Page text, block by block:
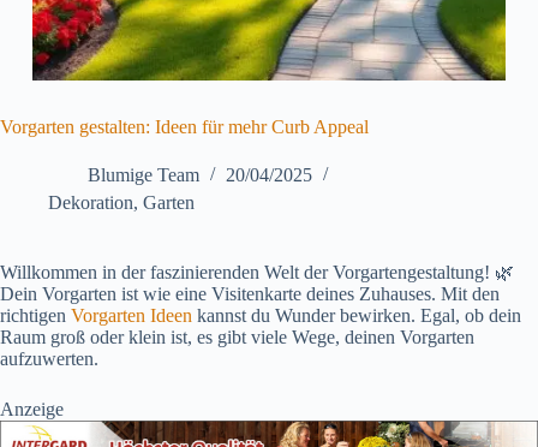
Vorgarten gestalten: Ideen für mehr Curb Appeal
Blumige Team
20/04/2025
Dekoration, Garten
Willkommen in der faszinierenden Welt der Vorgartengestaltung! 🌿
Dein Vorgarten ist wie eine Visitenkarte deines Zuhauses. Mit den
richtigen Vorgarten Ideen kannst du Wunder bewirken. Egal, ob dein
Raum groß oder klein ist, es gibt viele Wege, deinen Vorgarten
aufzuwerten.
Anzeige